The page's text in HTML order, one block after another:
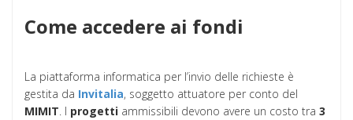
Come accedere ai fondi
La piattaforma informatica per l’invio delle richieste è
gestita da Invitalia, soggetto attuatore per conto del
MIMIT. I progetti ammissibili devono avere un costo tra 3